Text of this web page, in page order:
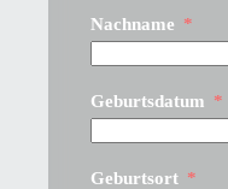
Nachname
Geburtsdatum
Geburtsort